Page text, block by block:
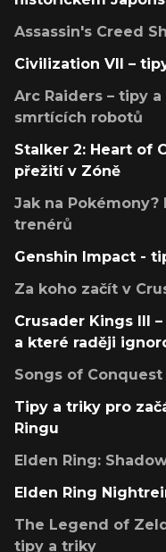
Assassin's Creed
Civilization VII –
Arc Raiders – tipy
smrtících robotů
Stalker 2: Heart of
přežití v Zóně
Jak na
trenérů
Genshin Impact -
Za koho začít v
Crusader Kings III
a které raději
Songs of
Tipy a triky pro
Ringu
Elden Ring:
Elden Ring
The Legend of
tipy a triky